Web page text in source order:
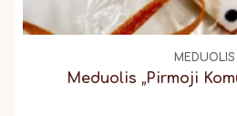
MEDUOLIS
Meduolis „Pirmoji